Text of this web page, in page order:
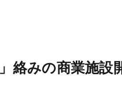
絡みの商業施設